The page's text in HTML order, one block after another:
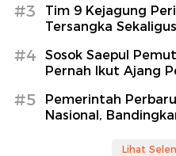
#3
Tim 9 Kejagung
Tersangka
#4
Sosok Saepul
Pernah Ikut Ajang
#5
Pemerintah
Nasional,
Lihat